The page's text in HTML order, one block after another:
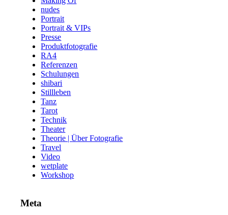
nudes
Portrait
Portrait & VIPs
Presse
Produktfotografie
RA4
Referenzen
Schulungen
shibari
Stillleben
Tanz
Tarot
Technik
Theater
Theorie | Über Fotografie
Travel
Video
wetplate
Workshop
Meta